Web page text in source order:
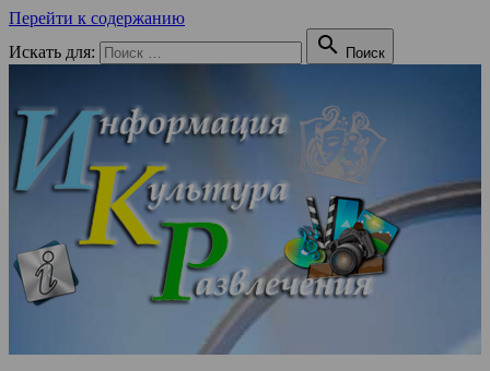
Перейти к содержанию
Искать для:
 Поиск